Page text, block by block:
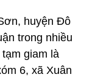
huyện Đô
trong nhiều
giam là
6, xã Xuân